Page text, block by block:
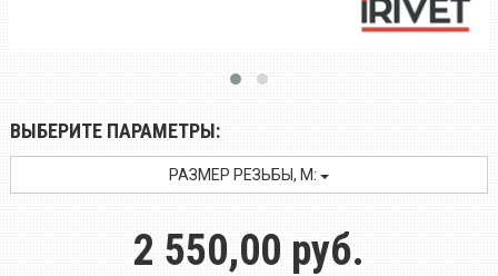
ВЫБЕРИТЕ ПАРАМЕТРЫ:
РАЗМЕР РЕЗЬБЫ, M:
2 550,00 руб.